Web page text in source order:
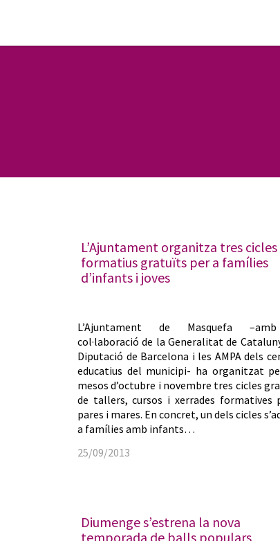
L’Ajuntament organitza tres cicles
formatius gratuïts per a famílies
d’infants i joves
L’Ajuntament de Masquefa
col·laboració de la Generalitat de
Diputació de Barcelona i les AMPA dels
educatius del municipi- ha organitzat
mesos d’octubre i novembre tres cicles
de tallers, cursos i xerrades formatives
pares i mares. En concret, un dels cicles
a famílies amb infants…
25/09/2013
Diumenge s’estrena la nova
temporada de balls populars